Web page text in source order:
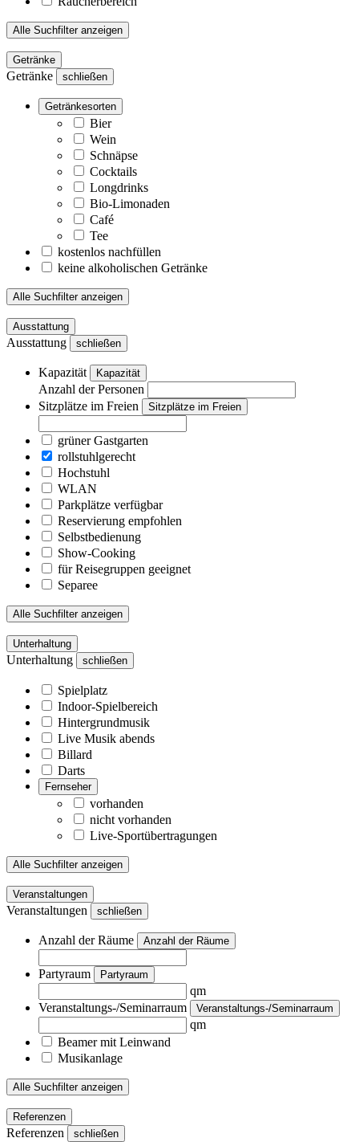
Alle Suchfilter anzeigen
Getränke
Getränke schließen
Getränkesorten
Bier
Wein
Schnäpse
Cocktails
Longdrinks
Bio-Limonaden
Café
Tee
kostenlos nachfüllen
keine alkoholischen Getränke
Alle Suchfilter anzeigen
Ausstattung
Ausstattung schließen
Kapazität Kapazität
Anzahl der Personen
Sitzplätze im Freien
Sitzplätze im Freien
grüner Gastgarten
rollstuhlgerecht
Hochstuhl
WLAN
Parkplätze verfügbar
Reservierung empfohlen
Selbstbedienung
Show-Cooking
für Reisegruppen geeignet
Separee
Alle Suchfilter anzeigen
Unterhaltung
Unterhaltung schließen
Spielplatz
Indoor-Spielbereich
Hintergrundmusik
Live Musik abends
Billard
Darts
Fernseher
vorhanden
nicht vorhanden
Live-Sportübertragungen
Alle Suchfilter anzeigen
Veranstaltungen
Veranstaltungen schließen
Anzahl der Räume Anzahl der Räume
Partyraum Partyraum
qm
Veranstaltungs-/Seminarraum
Veranstaltungs-/Seminarraum
qm
Beamer mit Leinwand
Musikanlage
Alle Suchfilter anzeigen
Referenzen
Referenzen schließen